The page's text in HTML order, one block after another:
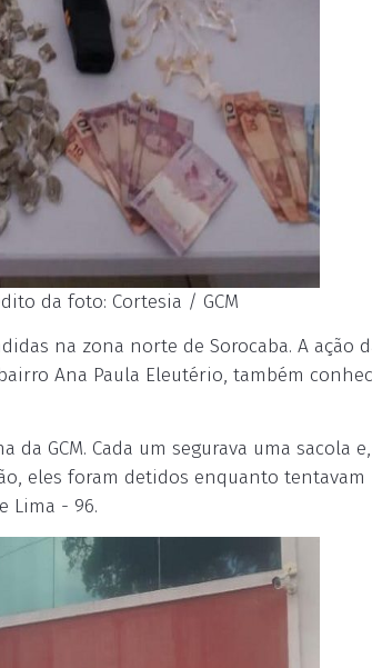
da foto: Cortesia / GCM
na zona norte de Sorocaba. A ação
Ana Paula Eleutério, também
GCM. Cada um segurava uma sacola
eles foram detidos enquanto
Lima - 96.